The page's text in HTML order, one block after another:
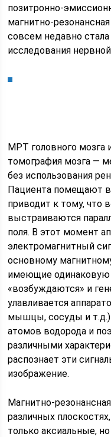
позитронно-
магнитно-
совсем недавно
исследования
МРТ головного мозга
томография мозга —
без использования
Пациента помещают в
приводит к тому, что
выстраиваются
поля. В этот момент
электромагнитный
основному
имеющие одинаковую
«возбуждаются» и
улавливается
мышцы, сосуды и т.д.)
атомов водорода и
различными
распознает эти
изображение.
Магнитно-
различных
только аксиальные,